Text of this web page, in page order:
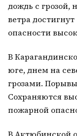
дождь с грозой,
ветра
опасности
В
юге, днем на
грозами. Порывы
Сохраняются
пожарной